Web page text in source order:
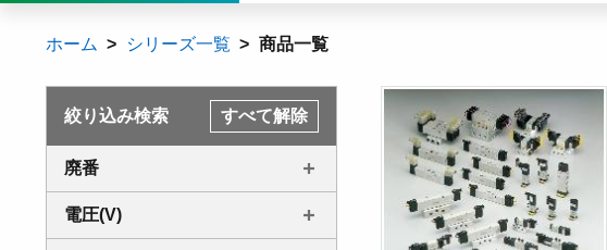
ホーム シリーズ一覧 商品一覧
絞り込み検索 すべて解除
廃番
電圧(V)